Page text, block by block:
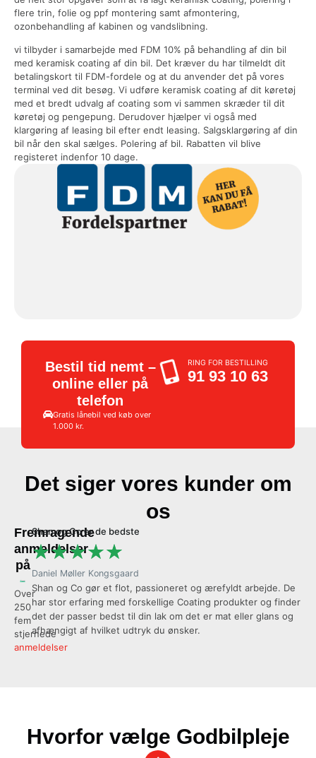
flere trin, folie og ppf montering samt afmontering,
ozonbehandling af kabinen og vandslibning.
vi tilbyder i samarbejde med FDM 10% på behandling af din bil
med keramisk coating af din bil. Det kræver du har tilmeldt dit
betalingskort til FDM-fordele og at du anvender det på vores
terminal ved dit besøg. Vi udføre keramisk coating af dit køretøj
med et bredt udvalg af coating som vi sammen skræder til dit
køretøj og pengepung. Derudover hjælper vi også med
klargøring af leasing bil efter endt leasing. Salgsklargøring af din
bil når den skal sælges. Polering af bil. Rabatten vil blive
registeret indenfor 10 dage.
Bestil tid nemt –
online eller på
telefon
Gratis lånebil ved køb over
1.000 kr.
RING FOR BESTILLING
91 93 10 63
Det siger vores kunder om
os
Fremragende
anmeldelser
på
Over
250
fem
stjernede
anmeldelser
Shan og Co er de bedste
★★★★★
Daniel Møller Kongsgaard
Shan og Co gør et flot, passioneret og ærefyldt arbejde. De
har stor erfaring med forskellige Coating produkter og finder
det der passer bedst til din lak om det er mat eller glans og
afhængigt af hvilket udtryk du ønsker.
Hvorfor vælge Godbilpleje